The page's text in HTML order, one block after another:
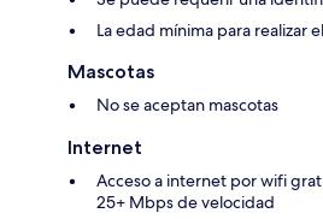
La edad mínima para realizar
Mascotas
No se aceptan mascotas
Internet
Acceso a internet por wifi
25+ Mbps de velocidad